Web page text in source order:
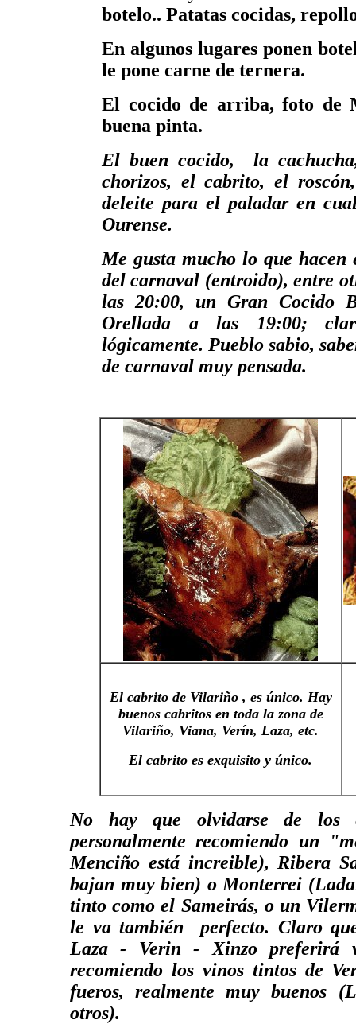
botelo.. Patatas cocidas,
En algunos lugares ponen
le pone carne de ternera.
El cocido de arriba, foto de
buena pinta.
El buen cocido, la
chorizos, el cabrito, el
deleite para el paladar en
Ourense.
Me gusta mucho lo que
del carnaval (entroido), entre
las 20:00, un Gran Cocido
Orellada a las 19:00;
lógicamente. Pueblo sabio,
de carnaval muy pensada.
El cabrito de Vilariño , es único. Hay
buenos cabritos en toda la zona de
Vilariño, Viana, Verín, Laza, etc.
El cabrito es exquisito y único.
No hay que olvidarse de los
personalmente recomiendo un
Menciño está increible), Ribera
bajan muy bien) o Monterrei
tinto como el Sameirás, o un
le va también perfecto. Claro
Laza - Verin - Xinzo preferirá
recomiendo los vinos tintos de
fueros, realmente muy buenos
otros).